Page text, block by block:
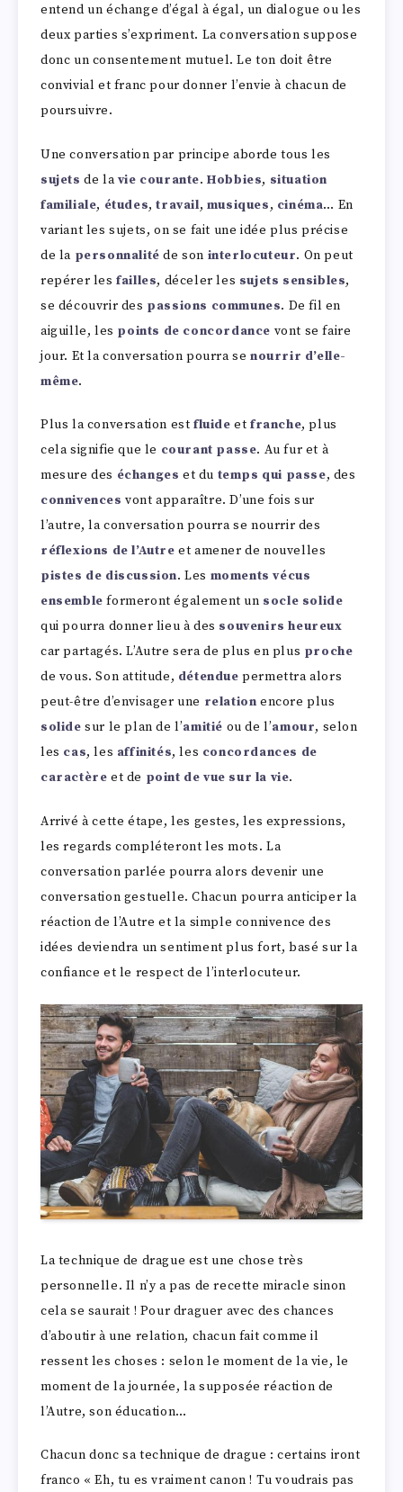
entend un échange d’égal à égal, un dialogue ou les
deux parties s’expriment. La conversation suppose
donc un consentement mutuel. Le ton doit être
convivial et franc pour donner l’envie à chacun de
poursuivre.
Une conversation par principe aborde tous les
sujets de lavie courante.Hobbies, situation
familiale, études,travail, musiques, cinéma… En
variant les sujets, on se fait une idée plus précise
de la personnalité de son interlocuteur. On peut
repérer lesfailles, déceler les sujets sensibles,
se découvrir des passions communes. De fil en
aiguille, les points de concordance vont se faire
jour. Et la conversation pourra senourrir d’elle-
même.
Plus la conversation est fluide etfranche, plus
cela signifie que le courant passe. Au fur et à
mesure des échanges et du temps qui passe, des
connivences vont apparaître. D’une fois sur
l’autre, la conversation pourra se nourrir des
réflexions de l’Autre et amener de nouvelles
pistes de discussion. Les moments vécus
ensemble formeront également un socle solide
qui pourra donner lieu à des souvenirs heureux
car partagés. L’Autre sera de plus en plus proche
de vous. Son attitude, détendue permettra alors
peut-être d’envisager une relation encore plus
solide sur le plan de l’amitié ou de l’amour, selon
les cas, les affinités, les concordances de
caractère et de point de vue sur la vie.
Arrivé à cette étape, les gestes, les expressions,
les regards compléteront les mots. La
conversation parlée pourra alors devenir une
conversation gestuelle. Chacun pourra anticiper la
réaction de l’Autre et la simple connivence des
idées deviendra un sentiment plus fort, basé sur la
confiance et le respect de l’interlocuteur.
La technique de drague est une chose très
personnelle. Il n’y a pas de recette miracle sinon
cela se saurait ! Pour draguer avec des chances
d’aboutir à une relation, chacun fait comme il
ressent les choses : selon le moment de la vie, le
moment de la journée, la supposée réaction de
l’Autre, son éducation…
Chacun donc sa technique de drague : certains iront
franco « Eh, tu es vraiment canon ! Tu voudrais pas